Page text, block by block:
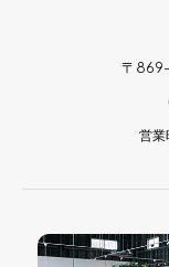
〒869-
営業